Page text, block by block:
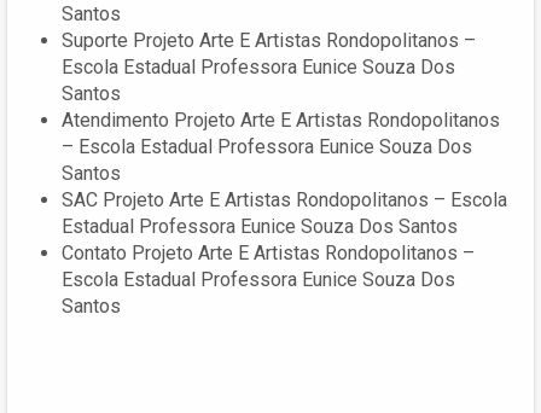
Santos
Suporte Projeto Arte E Artistas Rondopolitanos –
Escola Estadual Professora Eunice Souza Dos
Santos
Atendimento Projeto Arte E Artistas Rondopolitanos
– Escola Estadual Professora Eunice Souza Dos
Santos
SAC Projeto Arte E Artistas Rondopolitanos – Escola
Estadual Professora Eunice Souza Dos Santos
Contato Projeto Arte E Artistas Rondopolitanos –
Escola Estadual Professora Eunice Souza Dos
Santos